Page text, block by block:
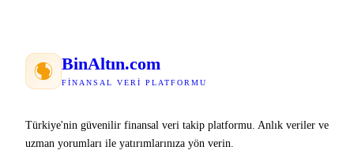
BinAltın.com
FINANSAL VERI PLATFORMU
Türkiye'nin güvenilir finansal veri takip platformu. Anlık veriler ve
uzman yorumları ile yatırımlarınıza yön verin.